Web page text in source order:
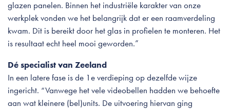
glazen panelen. Binnen het industriële karakter van onze
werkplek vonden we het belangrijk dat er een raamverdeling
kwam. Dit is bereikt door het glas in profielen te monteren. Het
is resultaat echt heel mooi geworden.”
Dé specialist van Zeeland
In een latere fase is de 1e verdieping op dezelfde wijze
ingericht. “Vanwege het vele videobellen hadden we behoefte
aan wat kleinere (bel)units. De uitvoering hiervan ging